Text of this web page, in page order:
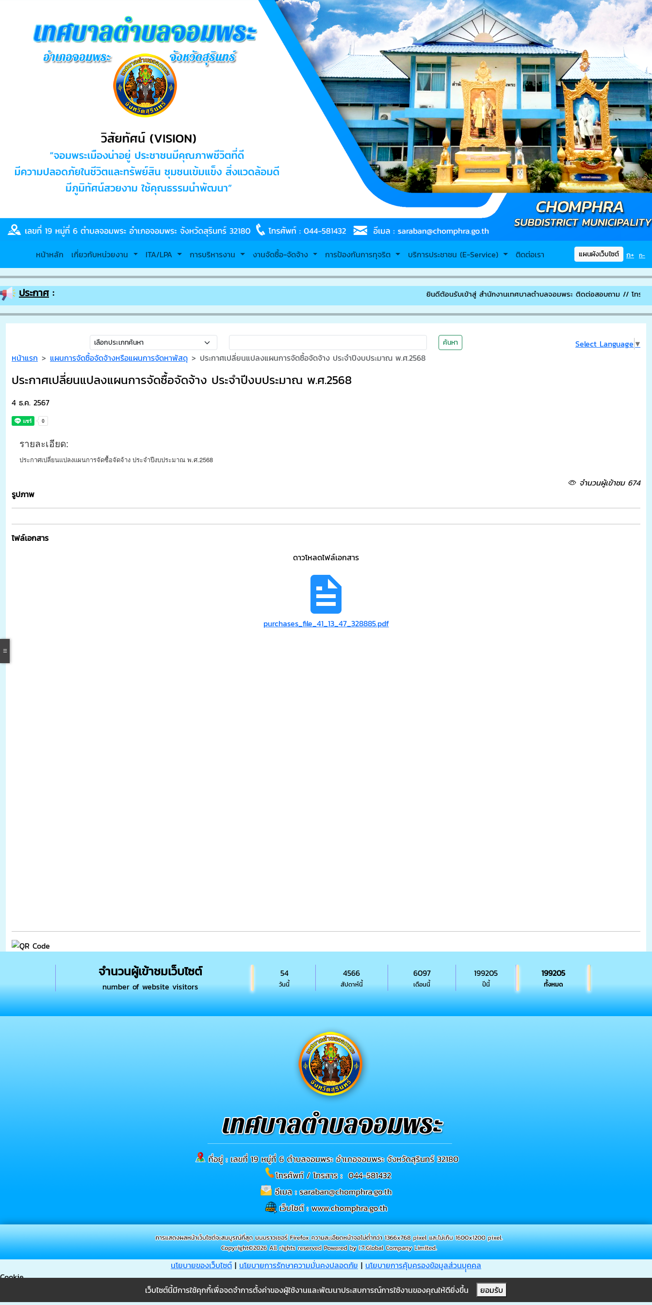
หน้าหลัก เกี่ยวกับหน่วยงาน ITA/LPA การบริหารงาน งานจัดซื้อ-จัดจ้าง การป้องกันการทุจริต บริการประชาชน (E-Service) ติดต่อเรา แผนผังเว็บไซต์ ก+ ก-
ประกาศ : ยินดีต้อนรับเข้าสู่ สำนักงานเทศบาลตำบลจอมพระ ติดต่อสอบถาม // โทรศัพท์ / โท
ค้นหา Select Language ▼
หน้าแรก
แผนการจัดซื้อจัดจ้างหรือแผนการจัดหาพัสดุ ประกาศเปลี่ยนแปลงแผนการจัดซื้อจัดจ้าง ประจำปีงบประมาณ พ.ศ.2568
ประกาศเปลี่ยนแปลงแผนการจัดซื้อจัดจ้าง ประจำปีงบประมาณ พ.ศ.2568
4 ธ.ค. 2567
รายละเอียด:
ประกาศเปลี่ยนแปลงแผนการจัดซื้อจัดจ้าง ประจำปีงบประมาณ พ.ศ.2568
จำนวนผู้เข้าชม 674
รูปภาพ
ไฟล์เอกสาร
ดาวโหลดไฟล์เอกสาร
purchases_file_41_13_47_328885.pdf
จำนวนผู้เข้าชมเว็บไซต์
number of website visitors วันนี้
54
สัปดาห์นี้
4566
เดือนนี้
6097
ปีนี้
199205
ทั้งหมด
199205
นโยบายของเว็บไซต์ | นโยบายการรักษาความมั่นคงปลอดภัย | นโยบายการคุ้มครองข้อมูลส่วนบุุคคล
Cookie
เว็บไซต์นี้มีการใช้คุกกี้เพื่อจดจำการตั้งค่าของผู้ใช้งานและพัฒนาประสบการณ์การใช้งานของคุณให้ดียิ่งขึ้น
ยอมรับ